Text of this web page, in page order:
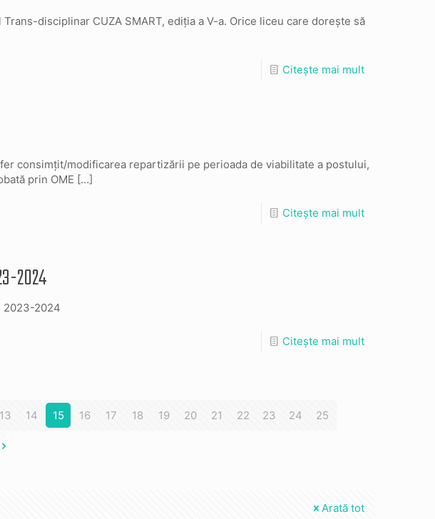
disciplinar CUZA SMART, ediția a V-a. Orice liceu care dorește să
Citește mai mult
consimțit/modificarea repartizării pe perioada de viabilitate a postului,
prin OME […]
Citește mai mult
2024
2023-2024
Citește mai mult
13 14 15 16 17 18 19 20 21 22 23 24 25
Arată tot